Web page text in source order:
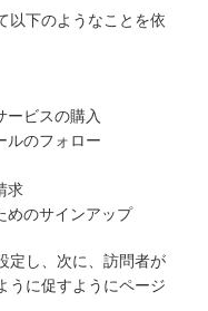
以下のようなことを依
ービスの購入
ルのフォロー
求
めのサインアップ
定し、次に、訪問者が
うに促すようにページ